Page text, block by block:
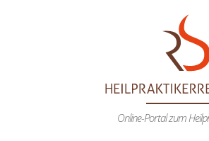
Online-Portal zum